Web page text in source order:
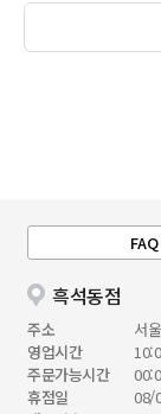
FAQ
흑석동점
주소
서
영업시간
주문가능시간
휴점일
08/